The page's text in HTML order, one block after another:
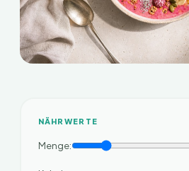
NÄHRWERTE
Menge: